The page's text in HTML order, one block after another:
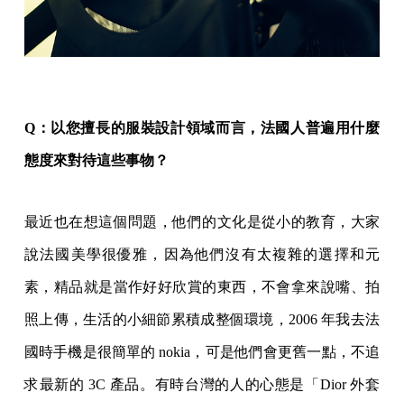
Q：以您擅長的服裝設計領域而言，法國人普遍用什麼
態度來對待這些事物？
最近也在想這個問題，他們的文化是從小的教育，大家
說法國美學很優雅，因為他們沒有太複雜的選擇和元
素，精品就是當作好好欣賞的東西，不會拿來說嘴、拍
照上傳，生活的小細節累積成整個環境，2006 年我去法
國時手機是很簡單的 nokia，可是他們會更舊一點，不追
求最新的 3C 產品。有時台灣的人的心態是「Dior 外套